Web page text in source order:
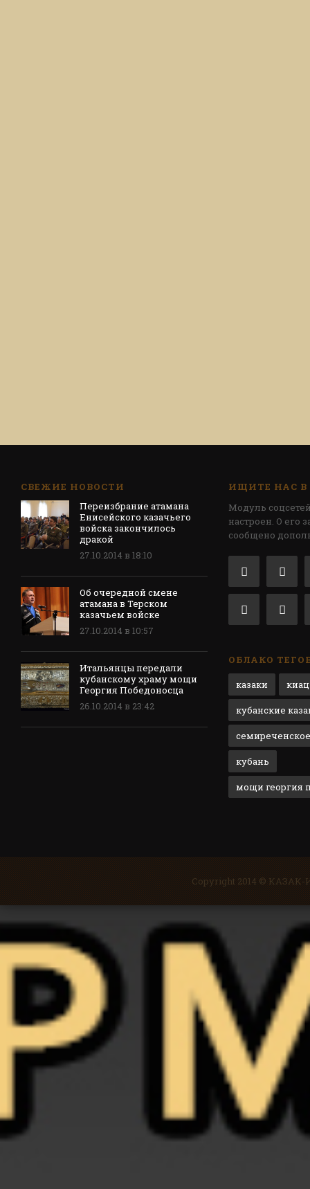
СВЕЖИЕ НОВОСТИ
Переизбрание атамана
Енисейского казачьего
войска закончилось
дракой
27.10.2014 в 18:10
Об очередной смене
атамана в Терском
казачьем войске
27.10.2014 в 10:57
Итальянцы передали
кубанскому храму мощи
Георгия Победоносца
26.10.2014 в 23:42
ИЩИТЕ НАС В
Модуль
настроен. О его
сообщено
ОБЛАКО
казаки
киац
кубанские
кубань
мощи георгия
Copyright 2014 ©